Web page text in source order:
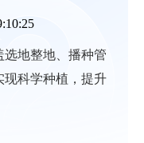
选地整地、播种管
现科学种植，提升